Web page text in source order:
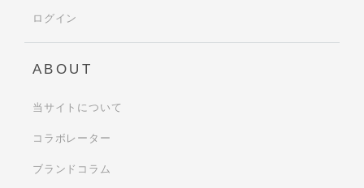
ログイン
ABOUT
当サイトについて
コラボレーター
ブランドコラム